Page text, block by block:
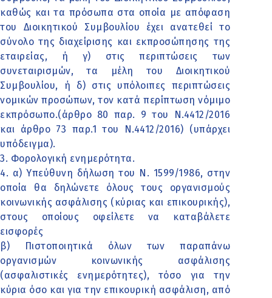
καθώς και τα πρόσωπα στα οποία με απόφαση
του Διοικητικού Συμβουλίου έχει ανατεθεί το
σύνολο της διαχείρισης και εκπροσώπησης της
εταιρείας, ή γ) στις περιπτώσεις των
συνεταιρισμών, τα μέλη του Διοικητικού
Συμβουλίου, ή δ) στις υπόλοιπες περιπτώσεις
νομικών προσώπων, τον κατά περίπτωση νόμιμο
εκπρόσωπο.(άρθρο 80 παρ. 9 του Ν.4412/2016
και άρθρο 73 παρ.1 του Ν.4412/2016) (υπάρχει
υπόδειγμα).
3. Φορολογική ενημερότητα.
4. α) Υπεύθυνη δήλωση του Ν. 1599/1986, στην
οποία θα δηλώνετε όλους τους οργανισμούς
κοινωνικής ασφάλισης (κύριας και επικουρικής),
στους οποίους οφείλετε να καταβάλετε
εισφορές
β) Πιστοποιητικά όλων των παραπάνω
οργανισμών κοινωνικής ασφάλισης
(ασφαλιστικές ενημερότητες), τόσο για την
κύρια όσο και για την επικουρική ασφάλιση, από